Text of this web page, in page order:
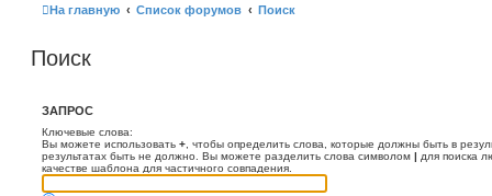
На главную Список форумов Поиск
Поиск
ЗАПРОС
Ключевые слова:
Вы можете использовать + , чтобы определить слова, которые должны быть в
результатах быть не должно. Вы можете разделить слова символом | для поиска
качестве шаблона для частичного совпадения.